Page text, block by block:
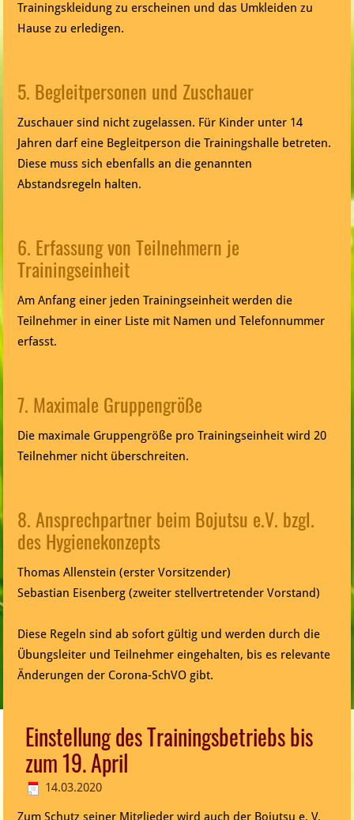
Trainingskleidung zu erscheinen und das Umkleiden zu
Hause zu erledigen.
5. Begleitpersonen und Zuschauer
Zuschauer sind nicht zugelassen. Für Kinder unter 14
Jahren darf eine Begleitperson die Trainingshalle betreten.
Diese muss sich ebenfalls an die genannten
Abstandsregeln halten.
6. Erfassung von Teilnehmern je
Trainingseinheit
Am Anfang einer jeden Trainingseinheit werden die
Teilnehmer in einer Liste mit Namen und Telefonnummer
erfasst.
7. Maximale Gruppengröße
Die maximale Gruppengröße pro Trainingseinheit wird 20
Teilnehmer nicht überschreiten.
8. Ansprechpartner beim Bojutsu e.V. bzgl.
des Hygienekonzepts
Thomas Allenstein (erster Vorsitzender)
Sebastian Eisenberg (zweiter stellvertretender Vorstand)
Diese Regeln sind ab sofort gültig und werden durch die
Übungsleiter und Teilnehmer eingehalten, bis es relevante
Änderungen der Corona-SchVO gibt.
Einstellung des Trainingsbetriebs bis
zum 19. April
14.03.2020